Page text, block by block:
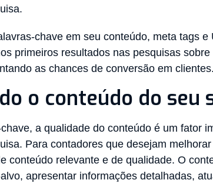
chave em seu conteúdo, meta tags
primeiros resultados nas pesquisas
as chances de conversão em clientes.
o conteúdo do seu
a qualidade do conteúdo é um fator
Para contadores que desejam
conteúdo relevante e de qualidade. O
apresentar informações detalhadas,